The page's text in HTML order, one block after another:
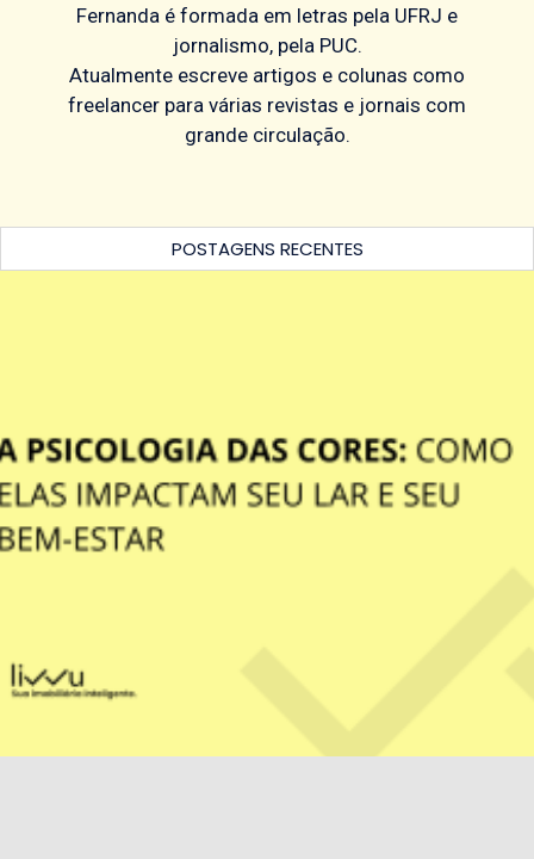
Fernanda é formada em letras pela UFRJ e
jornalismo, pela PUC.
Atualmente escreve artigos e colunas como
freelancer para várias revistas e jornais com
grande circulação.
POSTAGENS RECENTES